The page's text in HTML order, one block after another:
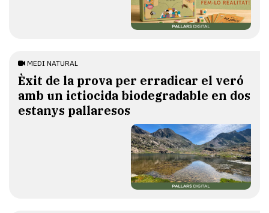
MEDI NATURAL
Èxit de la prova per erradicar el veró
amb un ictiocida biodegradable en dos
estanys pallaresos